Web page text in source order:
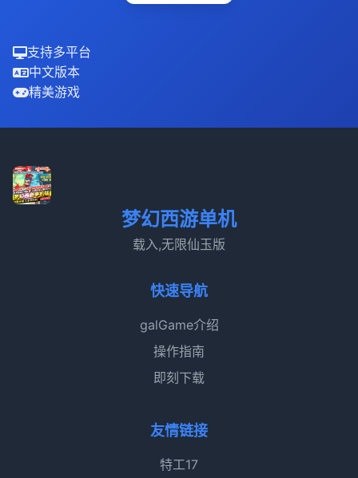
支持多平台
中文版本
精美游戏
梦幻西游单机
载入,无限仙玉版
快速导航
galGame介绍
操作指南
即刻下载
友情链接
特工17